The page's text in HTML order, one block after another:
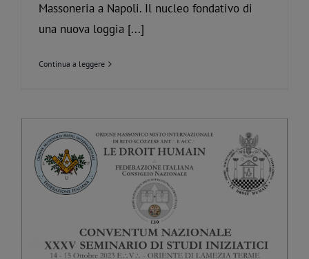
Massoneria a Napoli. Il nucleo fondativo di
una nuova loggia [...]
Continua a leggere